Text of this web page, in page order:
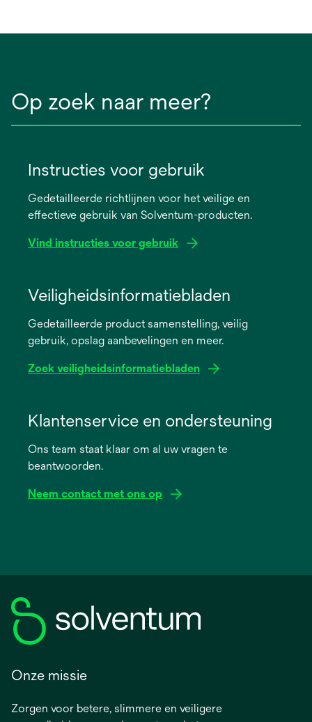
Op zoek naar meer?
Instructies voor gebruik
Gedetailleerde richtlijnen voor het veilige en
effectieve gebruik van Solventum-producten.
Vind instructies voor gebruik
new
Veiligheidsinformatiebladen
Gedetailleerde product samenstelling, veilig
gebruik, opslag aanbevelingen en meer.
Zoek veiligheidsinformatiebladen
new
Klantenservice en ondersteuning
Ons team staat klaar om al uw vragen te
beantwoorden.
Neem contact met ons op
Onze missie
Zorgen voor betere, slimmere en veiligere